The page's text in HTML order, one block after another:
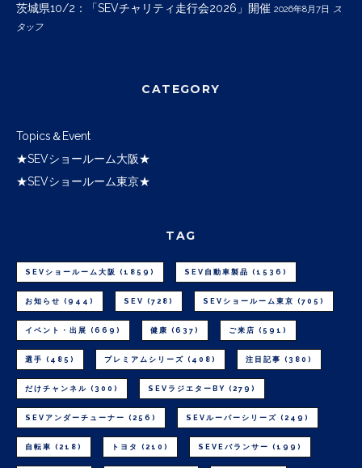
茨城県10/2：「SEVチャリティ走行会2026」開催 2026年8月7日
ス
タッフ
CATEGORY
Topics＆Event
★SEVショールーム大阪★
★SEVショールーム東京★
TAG
SEVショールーム大阪 (1859) SEV自動車製品 (1536)
お知らせ (944) SEV (728) SEVショールーム東京 (705)
イベント・出展 (669) 健康 (637) ご来店 (591)
選手 (485) プレミアムシリーズ (408) 注目記事 (380)
だけチャンネル (300) SEVラジエターBY (279)
SEVアンダーチューナー (256) SEVルーパーシリーズ (249)
自転車 (218) トヨタ (210) SEVEバランサー (199)